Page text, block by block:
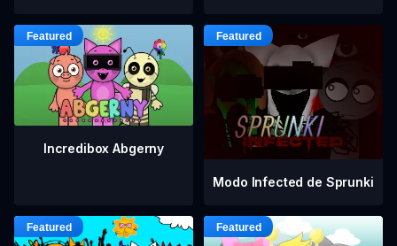
Incredibox Abgerny
Modo Infected de Sprunki